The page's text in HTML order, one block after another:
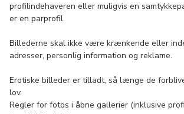
profilindehaveren eller muligvis en
er en parprofil.
Billederne skal ikke være krænkende eller
adresser, personlig information og reklame.
Erotiske billeder er tilladt, så længe de
lov.
Regler for fotos i åbne gallerier (inklusive